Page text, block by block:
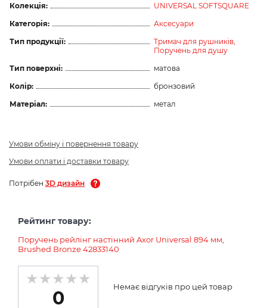
Колекція:
UNIVERSAL SOFTSQUARE
Категорія:
Аксесуари
Тип продукції:
Тримач для рушників,
Поручень для душу
Тип поверхні:
матова
Колір:
бронзовий
Матеріал:
метал
Умови обміну і повернення товару
Умови оплати і доставки товару
Потрібен 3D дизайн
Рейтинг товару:
Поручень рейлінг настінний Axor Universal 894 мм,
Brushed Bronze 42833140
0
Немає відгуків про цей товар